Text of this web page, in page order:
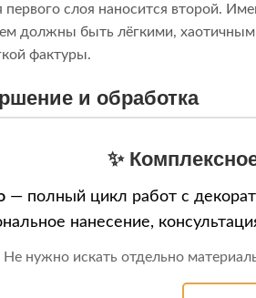
слоя наносится второй.
должны быть лёгкими,
фактуры.
и обработка
✨
— полный цикл работ с
нанесение,
Не нужно искать отдельно